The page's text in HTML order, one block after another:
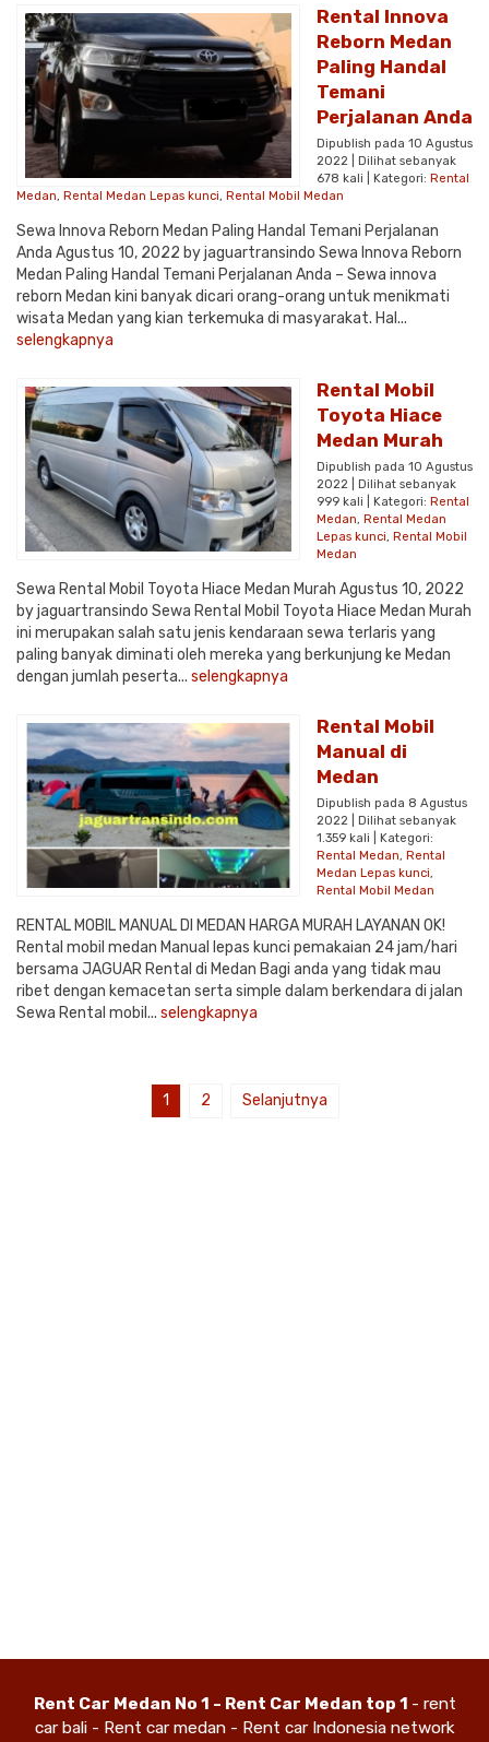
Rental Innova
Reborn Medan
Paling Handal
Temani
Perjalanan Anda
Dipublish pada 10 Agustus
2022 | Dilihat sebanyak
678 kali | Kategori: Rental
Medan, Rental Medan Lepas kunci, Rental Mobil Medan
Sewa Innova Reborn Medan Paling Handal Temani Perjalanan
Anda Agustus 10, 2022 by jaguartransindo Sewa Innova Reborn
Medan Paling Handal Temani Perjalanan Anda – Sewa innova
reborn Medan kini banyak dicari orang-orang untuk menikmati
wisata Medan yang kian terkemuka di masyarakat. Hal...
selengkapnya
Rental Mobil
Toyota Hiace
Medan Murah
Dipublish pada 10 Agustus
2022 | Dilihat sebanyak
999 kali | Kategori: Rental
Medan, Rental Medan
Lepas kunci, Rental Mobil
Medan
Sewa Rental Mobil Toyota Hiace Medan Murah Agustus 10, 2022
by jaguartransindo Sewa Rental Mobil Toyota Hiace Medan Murah
ini merupakan salah satu jenis kendaraan sewa terlaris yang
paling banyak diminati oleh mereka yang berkunjung ke Medan
dengan jumlah peserta... selengkapnya
Rental Mobil
Manual di
Medan
Dipublish pada 8 Agustus
2022 | Dilihat sebanyak
1.359 kali | Kategori:
Rental Medan, Rental
Medan Lepas kunci,
Rental Mobil Medan
RENTAL MOBIL MANUAL DI MEDAN HARGA MURAH LAYANAN OK!
Rental mobil medan Manual lepas kunci pemakaian 24 jam/hari
bersama JAGUAR Rental di Medan Bagi anda yang tidak mau
ribet dengan kemacetan serta simple dalam berkendara di jalan
Sewa Rental mobil... selengkapnya
1 2 Selanjutnya
Rent Car Medan No 1 - Rent Car Medan top 1 - rent
car bali - Rent car medan - Rent car Indonesia network